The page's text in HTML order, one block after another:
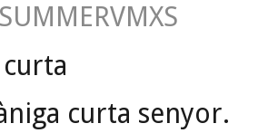
curta senyor.